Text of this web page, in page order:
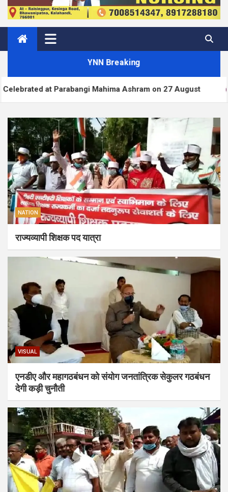
YNN Breaking
Parabangi Mahima Ashram on 27 August
NATION
राज्यव्यापी शिक्षक पद यात्रा
VISUAL
एनडीए और महागठबंधन को संयोग जनतांत्रिक सेकुलर गठबंधन
देगी कड़ी चुनौती